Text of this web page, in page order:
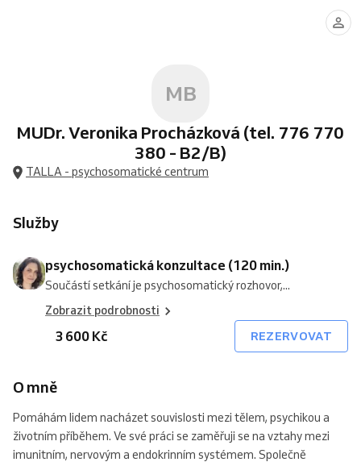
MB
MUDr. Veronika Procházková (tel. 776 770
380 - B2/B)
TALLA - psychosomatické centrum
Služby
psychosomatická konzultace (120 min.)
Součástí setkání je psychosomatický rozhovor,...
Zobrazit podrobnosti
3 600 Kč REZERVOVAT
O mně
Pomáhám lidem nacházet souvislosti mezi tělem, psychikou a
životním příběhem. Ve své práci se zaměřuji se na vztahy mezi
imunitním, nervovým a endokrinním systémem. Společně